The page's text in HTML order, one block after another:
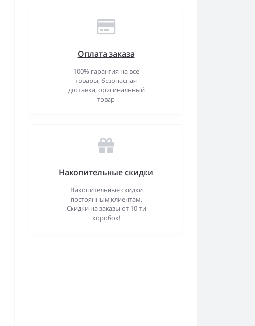
Оплата заказа
100% гарантия на все
товары, безопасная
доставка, оригинальный
товар
Накопительные скидки
Накопительные скидки
постоянным клиентам.
Скидки на заказы от 10-ти
коробок!